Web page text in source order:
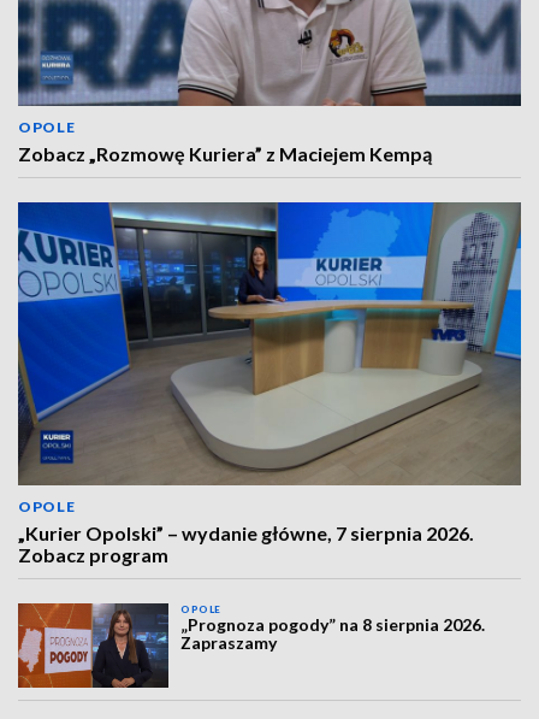
OPOLE
Zobacz „Rozmowę Kuriera” z Maciejem Kempą
OPOLE
„Kurier Opolski” – wydanie główne, 7 sierpnia 2026.
Zobacz program
OPOLE
„Prognoza pogody” na 8 sierpnia 2026.
Zapraszamy